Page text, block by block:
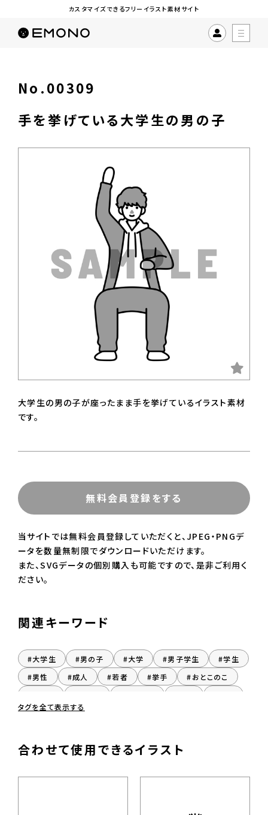
カスタマイズできるフリーイラスト素材サイト
No.00309
手を挙げている大学生の男の子
大学生の男の子が座ったまま手を挙げているイラスト素材
です。
無料会員登録をする
当サイトでは無料会員登録していただくと、JPEG・PNGデ
ータを数量無制限でダウンロードいただけます。
また、SVGデータの個別購入も可能ですので、是非ご利用く
ださい。
関連キーワード
#大学生 #男の子 #大学 #男子学生
#学生
#男性
#成人 #若者 #挙手
#おとこのこ
#男子
タグを全て表示する
合わせて使用できるイラスト